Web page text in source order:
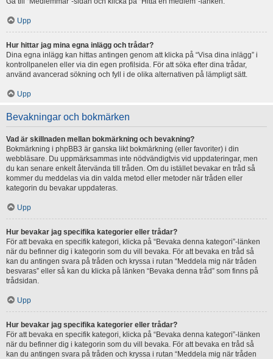
Upp
Hur hittar jag mina egna inlägg och trådar?
Dina egna inlägg kan hittas antingen genom att klicka på “Visa dina inlägg” i
kontrollpanelen eller via din egen profilsida. För att söka efter dina trådar,
använd avancerad sökning och fyll i de olika alternativen på lämpligt sätt.
Upp
Bevakningar och bokmärken
Vad är skillnaden mellan bokmärkning och bevakning?
Bokmärkning i phpBB3 är ganska likt bokmärkning (eller favoriter) i din
webbläsare. Du uppmärksammas inte nödvändigtvis vid uppdateringar, men
du kan senare enkelt återvända till tråden. Om du istället bevakar en tråd så
kommer du meddelas via din valda metod eller metoder när tråden eller
kategorin du bevakar uppdateras.
Upp
Hur bevakar jag specifika kategorier eller trådar?
För att bevaka en specifik kategori, klicka på “Bevaka denna kategori”-länken
när du befinner dig i kategorin som du vill bevaka. För att bevaka en tråd så
kan du antingen svara på tråden och kryssa i rutan “Meddela mig när tråden
besvaras” eller så kan du klicka på länken “Bevaka denna tråd” som finns på
trådsidan.
Upp
Hur bevakar jag specifika kategorier eller trådar?
För att bevaka en specifik kategori, klicka på “Bevaka denna kategori”-länken
när du befinner dig i kategorin som du vill bevaka. För att bevaka en tråd så
kan du antingen svara på tråden och kryssa i rutan “Meddela mig när tråden